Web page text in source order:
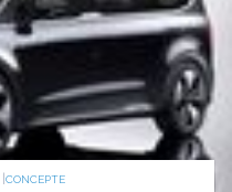
CONCEPTE